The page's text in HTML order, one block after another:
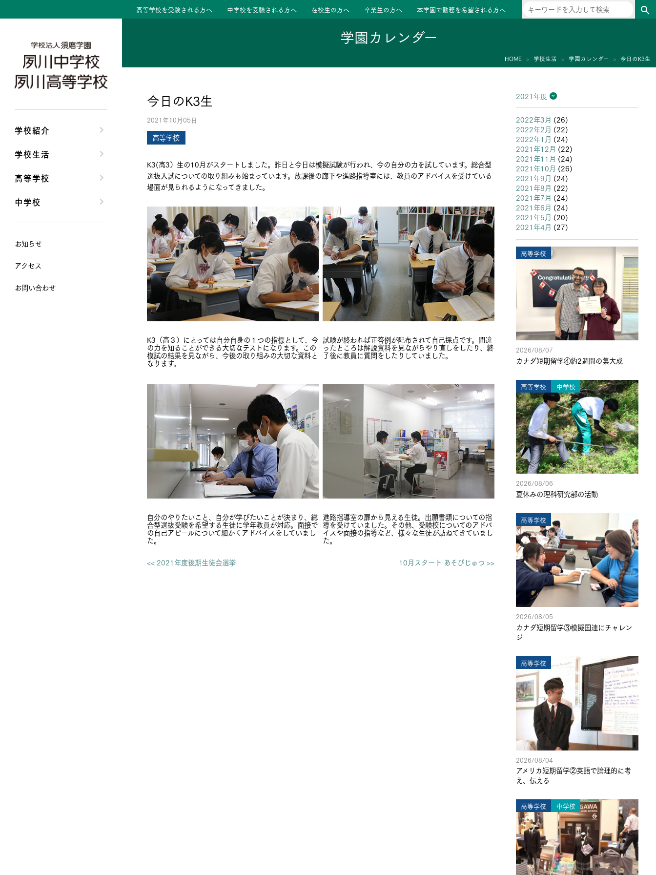
高等学校を受験される方へ 中学校を受験される方へ 在校生の方へ 卒業生の方へ 本学園で勤務を希望される方へ search
学園カレンダー
HOME 学校生活 学園カレンダー 今日のK3生
今日のK3生
2021年10月05日
高等学校
K3(高3）生の10月がスタートしました。昨日と今日は模擬試験が行われ、今の自分の力を試しています。総合型
選抜入試についての取り組みも始まっています。放課後の廊下や進路指導室には、教員のアドバイスを受けている
場面が見られるようになってきました。
K3（高３）にとっては自分自身の１つの指標として、今
の力を知ることができる大切なテストになります。この
模試の結果を見ながら、今後の取り組みの大切な資料と
なります。
試験が終われば正答例が配布されて自己採点です。間違
ったところは解説資料を見ながらやり直しをしたり、終
了後に教員に質問をしたりしていました。
自分のやりたいこと、自分が学びたいことが決まり、総
合型選抜受験を希望する生徒に学年教員が対応。面接で
の自己アピールについて細かくアドバイスをしていまし
た。
進路指導室の扉から見える生徒。出願書類についての指
導を受けていました。その他、受験校についてのアドバ
イスや面接の指導など、様々な生徒が訪ねてきていまし
た。
<< 2021年度後期生徒会選挙
10月スタート あそびじゅつ >>
2021年度
2026年度
2025年度
2024年度
2023年度
2022年度
2021年度
2020年度
2019年度
2018年度
2017年度
2016年度
2015年度
2014年度
2013年度
2022年3月 (26)
2022年2月 (22)
2022年1月 (24)
2021年12月 (22)
2021年11月 (24)
2021年10月 (26)
2021年9月 (24)
2021年8月 (22)
2021年7月 (24)
2021年6月 (24)
2021年5月 (20)
2021年4月 (27)
高等学校
2026/08/07
カナダ短期留学④約2週間の集大成
高等学校 中学校
2026/08/06
夏休みの理科研究部の活動
高等学校
2026/08/05
カナダ短期留学③模擬国連にチャレン
ジ
高等学校
2026/08/04
アメリカ短期留学②英語で論理的に考
え、伝える
高等学校 中学校
学校紹介
学校生活
高等学校
中学校
お知らせ
アクセス
お問い合わせ
安心して任せられる学校
沿革
大学合格実績
夙川ブログ
制服紹介
高校の教育方針／特色
特進コース／進学コース
先輩たちの声・生徒たちの声
中学校の教育方針／特色
Aコース／Bコース
先輩たちの声・生徒たちの声